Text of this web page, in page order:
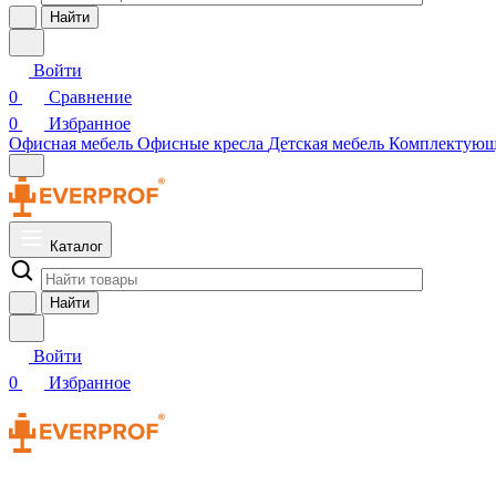
Найти
Войти
0
Сравнение
0
Избранное
Офисная мебель Офисные кресла Детская мебель
Каталог
Найти
Войти
0
Избранное